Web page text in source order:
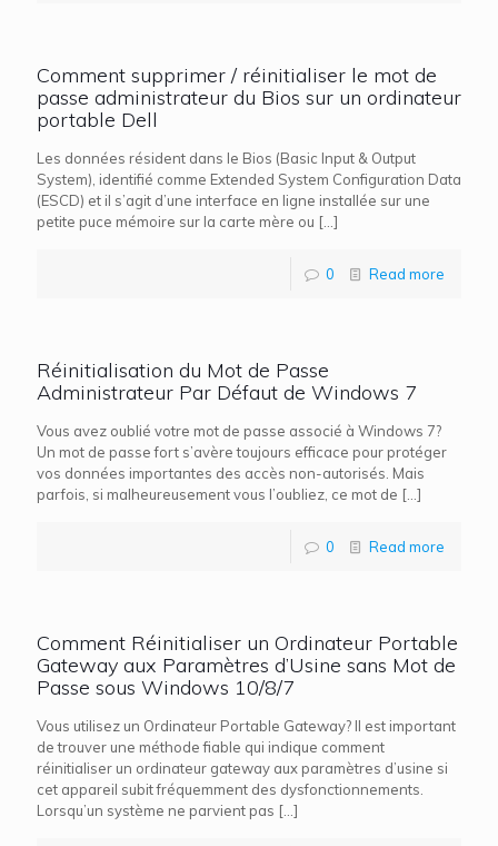
Comment supprimer / réinitialiser le mot de
passe administrateur du Bios sur un ordinateur
portable Dell
Les données résident dans le Bios (Basic Input & Output
System), identifié comme Extended System Configuration Data
(ESCD) et il s’agit d’une interface en ligne installée sur une
petite puce mémoire sur la carte mère ou […]
0 Read more
Réinitialisation du Mot de Passe
Administrateur Par Défaut de Windows 7
Vous avez oublié votre mot de passe associé à Windows 7?
Un mot de passe fort s’avère toujours efficace pour protéger
vos données importantes des accès non-autorisés. Mais
parfois, si malheureusement vous l’oubliez, ce mot de […]
0 Read more
Comment Réinitialiser un Ordinateur Portable
Gateway aux Paramètres d’Usine sans Mot de
Passe sous Windows 10/8/7
Vous utilisez un Ordinateur Portable Gateway? Il est important
de trouver une méthode fiable qui indique comment
réinitialiser un ordinateur gateway aux paramètres d’usine si
cet appareil subit fréquemment des dysfonctionnements.
Lorsqu’un système ne parvient pas […]